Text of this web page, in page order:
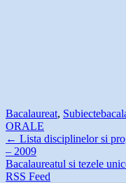
Bacalaureat, Subiecte
ORALE
← Lista disciplinelor si
– 2009
Bacalaureatul si tezele
RSS Feed